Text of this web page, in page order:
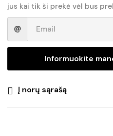
jus kai tik ši prekė vėl bus
Informuokite
Į norų sąrašą